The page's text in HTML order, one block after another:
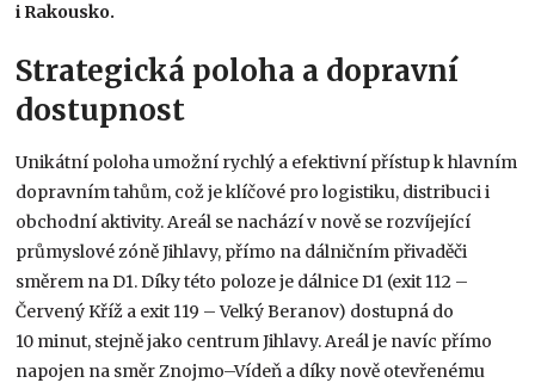
i Rakousko.
Strategická poloha a dopravní
dostupnost
Unikátní poloha umožní rychlý a efektivní přístup k hlavním
dopravním tahům, což je klíčové pro logistiku, distribuci i
obchodní aktivity. Areál se nachází v nově se rozvíjející
průmyslové zóně Jihlavy, přímo na dálničním přivaděči
směrem na D1. Díky této poloze je dálnice D1 (exit 112 –
Červený Kříž a exit 119 – Velký Beranov) dostupná do
10 minut, stejně jako centrum Jihlavy. Areál je navíc přímo
napojen na směr Znojmo–Vídeň a díky nově otevřenému